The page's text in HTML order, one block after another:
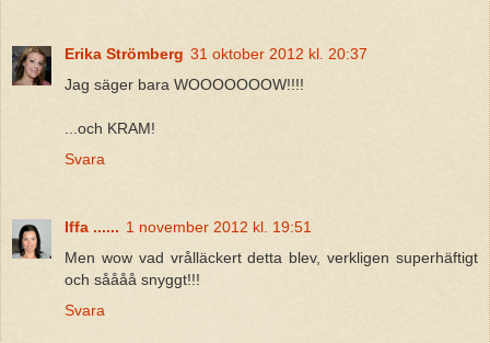
Erika Strömberg 31 oktober 2012 kl. 20:37
Jag säger bara WOOOOOOOW!!!!
...och KRAM!
Svara
Iffa ...... 1 november 2012 kl. 19:51
Men wow vad vrålläckert detta blev, verkligen superhäftigt
och såååå snyggt!!!
Svara